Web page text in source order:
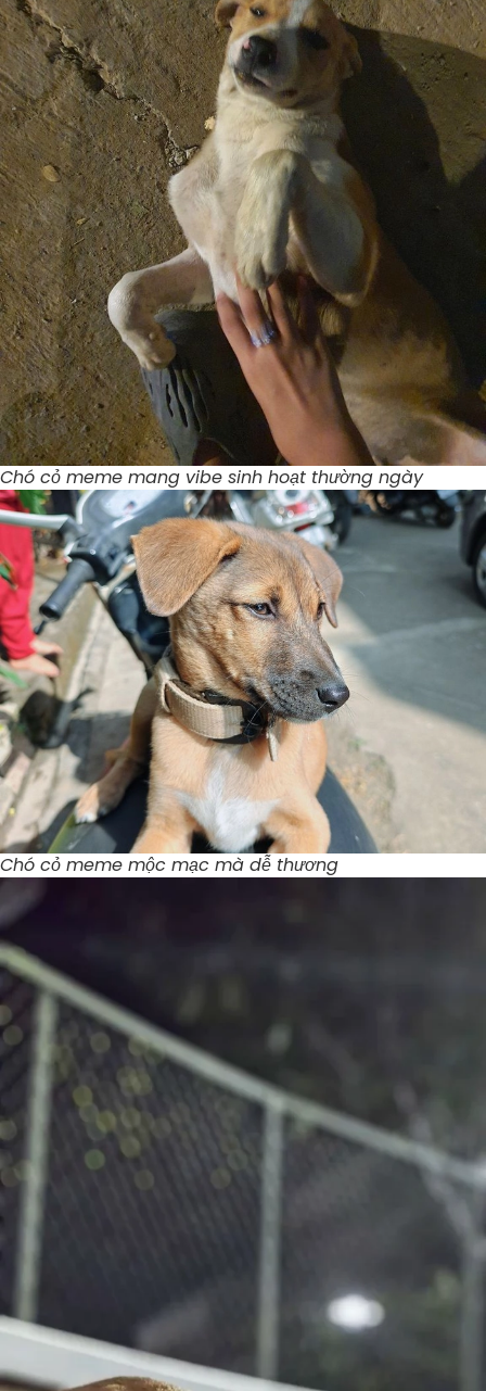
Chó cỏ meme mang vibe sinh hoạt thường ngày
Chó cỏ meme mộc mạc mà dễ thương